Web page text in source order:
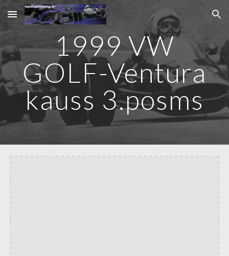
Skip to main content Skip to navigation
1999 VW
GOLF-Ventura
kauss 3.posms